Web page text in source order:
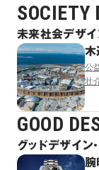
SOCIETY
未来社会デザ
木
公
壮
社
GOOD
グッドデザイン
腕